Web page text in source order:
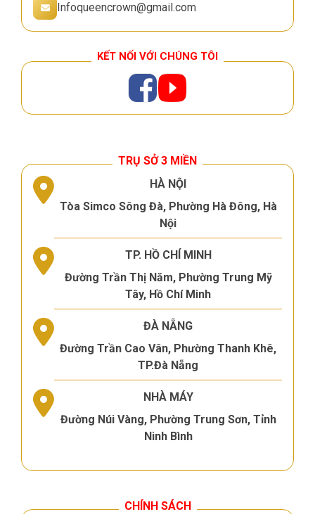
Infoqueencrown@gmail.com
KẾT NỐI VỚI CHÚNG TÔI
TRỤ SỞ 3 MIỀN
HÀ NỘI
Tòa Simco Sông Đà, Phường Hà Đông, Hà
Nội
TP. HỒ CHÍ MINH
Đường Trần Thị Năm, Phường Trung Mỹ
Tây, Hồ Chí Minh
ĐÀ NẴNG
Đường Trần Cao Vân, Phường Thanh Khê,
TP.Đà Nẵng
NHÀ MÁY
Đường Núi Vàng, Phường Trung Sơn, Tỉnh
Ninh Bình
CHÍNH SÁCH